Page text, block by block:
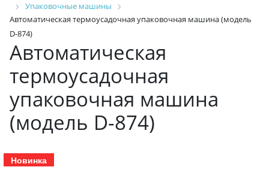
Упаковочные машины
Автоматическая термоусадочная упаковочная машина (модель
D-874)
Автоматическая
термоусадочная
упаковочная машина
(модель D-874)
Новинка